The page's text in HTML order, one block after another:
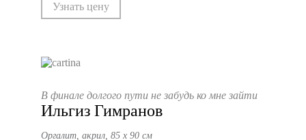
Узнать цену
В финале долгого пути не забудь ко мне зайти
Ильгиз Гимранов
Оргалит, акрил, 85 х 90 см